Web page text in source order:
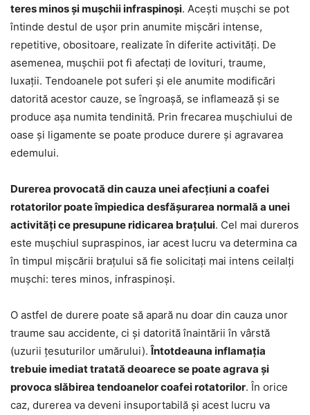
teres minos și mușchii infraspinoși. Acești mușchi se pot
întinde destul de ușor prin anumite mișcări intense,
repetitive, obositoare, realizate în diferite activități. De
asemenea, mușchii pot fi afectați de lovituri, traume,
luxații. Tendoanele pot suferi și ele anumite modificări
datorită acestor cauze, se îngroașă, se inflamează și se
produce așa numita tendinită. Prin frecarea mușchiului de
oase și ligamente se poate produce durere și agravarea
edemului.
Durerea provocată din cauza unei afecțiuni a coafei
rotatorilor poate împiedica desfășurarea normală a unei
activități ce presupune ridicarea brațului. Cel mai dureros
este mușchiul supraspinos, iar acest lucru va determina ca
în timpul mișcării brațului să fie solicitați mai intens ceilalți
mușchi: teres minos, infraspinoși.
O astfel de durere poate să apară nu doar din cauza unor
traume sau accidente, ci și datorită înaintării în vârstă
(uzurii țesuturilor umărului).Întotdeauna inflamația
trebuie imediat tratată deoarece se poate agrava și
provoca slăbirea tendoanelor coafei rotatorilor. În orice
caz, durerea va deveni insuportabilă și acest lucru va